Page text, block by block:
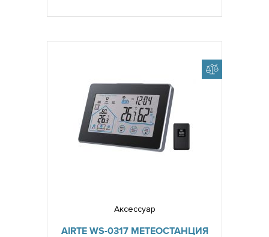
Аксессуар
AIRTE WS-0317 МЕТЕОСТАНЦИЯ